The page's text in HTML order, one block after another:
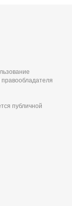
правообладателя
публичной